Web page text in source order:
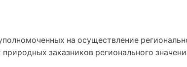
на осуществление
заказников регионального